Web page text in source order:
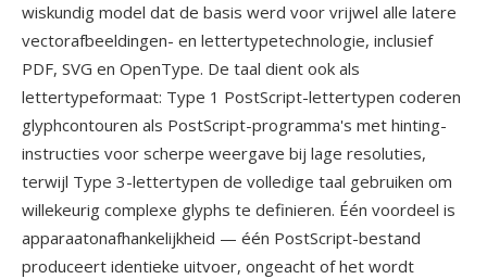
wiskundig model dat de basis werd voor vrijwel alle latere
vectorafbeeldingen- en lettertypetechnologie, inclusief
PDF, SVG en OpenType. De taal dient ook als
lettertypeformaat: Type 1 PostScript-lettertypen coderen
glyphcontouren als PostScript-programma's met hinting-
instructies voor scherpe weergave bij lage resoluties,
terwijl Type 3-lettertypen de volledige taal gebruiken om
willekeurig complexe glyphs te definieren. Één voordeel is
apparaatonafhankelijkheid — één PostScript-bestand
produceert identieke uitvoer, ongeacht of het wordt